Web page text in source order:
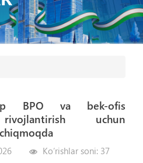
BPO va bek-ofis
uchun
Ko‘rishlar soni: 37